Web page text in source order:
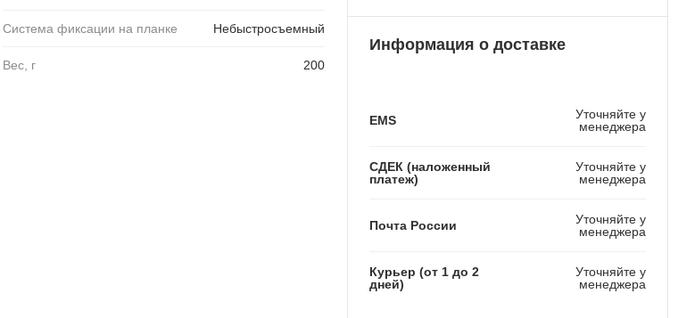
Система фиксации на планке Небыстросъемный
Вес, г 200
Информация о доставке
EMS
Уточняйте у
менеджера
СДЕК (наложенный
платеж)
Уточняйте у
менеджера
Почта России
Уточняйте у
менеджера
Курьер (от 1 до 2
дней)
Уточняйте у
менеджера